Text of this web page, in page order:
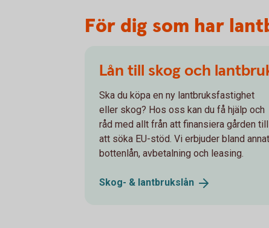
För dig som har
Lån till skog och
Ska du köpa en ny lantbruksfastighet
eller skog? Hos oss kan du få hjälp och
råd med allt från att finansiera gården till
att söka EU-stöd. Vi erbjuder bland annat
bottenlån, avbetalning och leasing.
Skog- & lantbrukslån